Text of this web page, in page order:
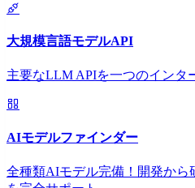
大規模言語モデルAPI
主要なLLM APIを一つのインタ
AIモデルファインダー
全種類AIモデル完備！開発から